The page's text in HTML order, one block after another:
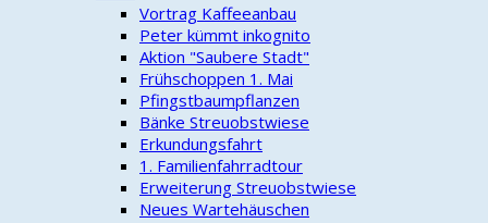
Vortrag Kaffeeanbau
Peter kümmt inkognito
Aktion "Saubere Stadt"
Frühschoppen 1. Mai
Pfingstbaumpflanzen
Bänke Streuobstwiese
Erkundungsfahrt
1. Familienfahrradtour
Erweiterung Streuobstwiese
Neues Wartehäuschen